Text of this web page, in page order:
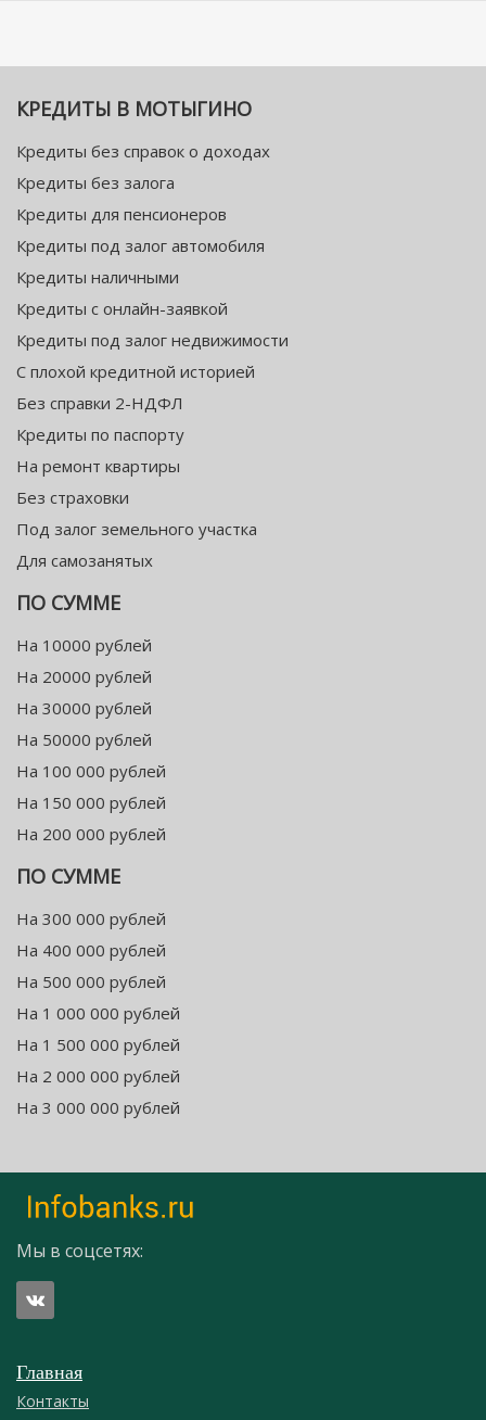
КРЕДИТЫ В МОТЫГИНО
Кредиты без справок о доходах
Кредиты без залога
Кредиты для пенсионеров
Кредиты под залог автомобиля
Кредиты наличными
Кредиты с онлайн-заявкой
Кредиты под залог недвижимости
С плохой кредитной историей
Без справки 2-НДФЛ
Кредиты по паспорту
На ремонт квартиры
Без страховки
Под залог земельного участка
Для самозанятых
ПО СУММЕ
На 10000 рублей
На 20000 рублей
На 30000 рублей
На 50000 рублей
На 100 000 рублей
На 150 000 рублей
На 200 000 рублей
ПО СУММЕ
На 300 000 рублей
На 400 000 рублей
На 500 000 рублей
На 1 000 000 рублей
На 1 500 000 рублей
На 2 000 000 рублей
На 3 000 000 рублей
Мы в соцсетях:
Главная
Контакты